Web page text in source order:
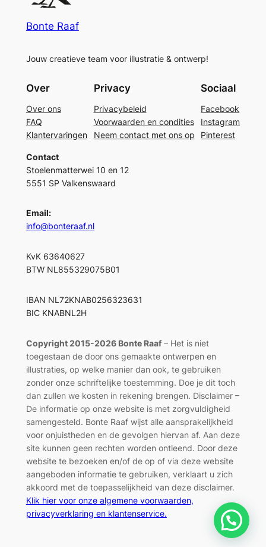
Bonte Raaf
Jouw creatieve team voor illustratie & ontwerp!
Over
Over ons
FAQ
Klantervaringen
Privacy
Privacybeleid
Voorwaarden en condities
Neem contact met ons op
Sociaal
Facebook
Instagram
Pinterest
Contact
Stoelenmatterwei 10 en 12
5551 SP Valkenswaard
Email:
info@bonteraaf.nl
KvK 63640627
BTW NL855329075B01
IBAN NL72KNAB0256323631
BIC KNABNL2H
Copyright 2015-2026 Bonte Raaf– Het is niet
toegestaan de door ons gemaakte ontwerpen en
illustraties, op welke manier dan ook, te gebruiken
zonder onze schriftelijke toestemming. Doe je dit toch
dan zullen we kosten in rekening brengen. Disclaimer –
De informatie op onze website is met zorgvuldigheid
samengesteld. Bonte Raaf wijst alle aansprakelijkheid
voor onjuistheden en de gevolgen hiervan af. Aan deze
site kunnen geen rechten worden ontleend. Door deze
website te bezoeken en/of de op of via deze website
aangeboden informatie te gebruiken, verklaart u zich
akkoord met de toepasselijkheid van deze disclaimer.
Klik hier voor onze algemene voorwaarden,
privacyverklaring en klantenservice.